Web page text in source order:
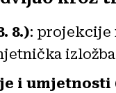
8.): projekcije
i umjetnosti